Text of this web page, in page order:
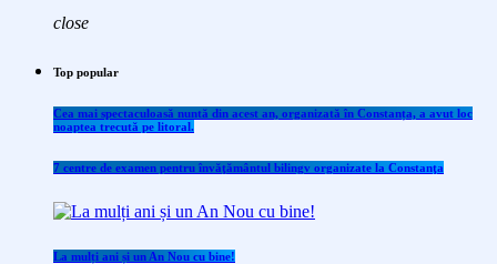
close
Top popular
Cea mai spectaculoasă nuntă din acest an, organizată în Constanța, a avut loc
noaptea trecută pe litoral.
7 centre de examen pentru învăţământul bilingv organizate la Constanţa
La mulți ani și un An Nou cu bine!